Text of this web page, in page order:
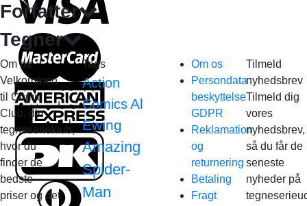
Forfatter
Tegner
Om os
Velkommen
til Comic
Club, din
tegneserieklub,
hvor du
finder de
bedste
priser og det
Tags
Action
Comics Al
Ewing
Amazing
Spider-
Man
Om os
Persondata
beskyttelse
GDPR
Reklamation
og
returnering
Betaling
Fragt
Tilmeld
nyhedsbrev
Tilmeld dig
vores
nyhedsbrev,
så du får de
seneste
nyheder på